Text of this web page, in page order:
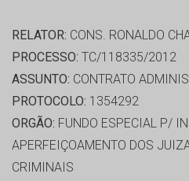
RELATOR: CONS. RONALDO
PROCESSO: TC/118335/2012
ASSUNTO: CONTRATO
PROTOCOLO: 1354292
ORGÃO: FUNDO ESPECIAL P/
APERFEIÇOAMENTO DOS
CRIMINAIS